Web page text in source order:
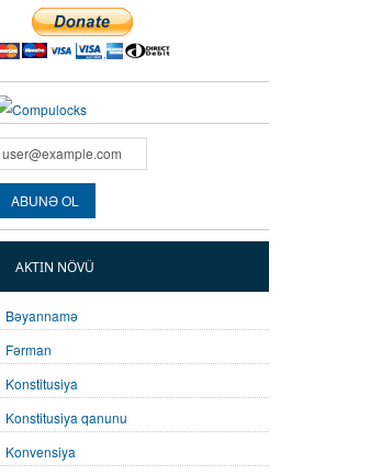
AKTIN NÖVÜ
Bəyannamə
Fərman
Konstitusiya
Konstitusiya qanunu
Konvensiya